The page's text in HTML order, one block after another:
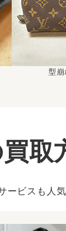
型崩
取
ビスも人気